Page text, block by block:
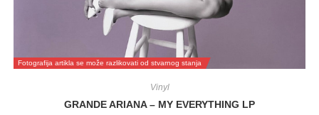
Fotografija artikla se može razlikovati od stvarnog stanja
Vinyl
GRANDE ARIANA – MY EVERYTHING LP